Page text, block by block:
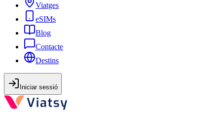
Viatges
eSIMs
Blog
Contacte
Destins
Iniciar sessió